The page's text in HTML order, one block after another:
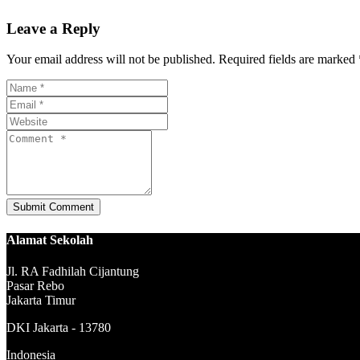
Leave a Reply
Your email address will not be published. Required fields are marked
Alamat Sekolah
Jl. RA Fadhilah Cijantung
Pasar Rebo
Jakarta Timur
DKI Jakarta - 13780
Indonesia